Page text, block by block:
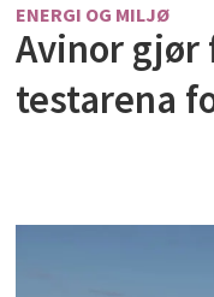
ENERGI OG MILJØ
Avinor
testarena